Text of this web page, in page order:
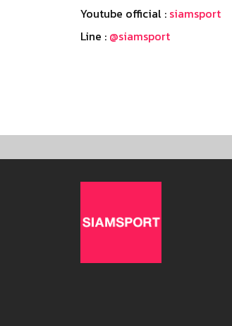
Youtube official : siamsport
Line : @siamsport